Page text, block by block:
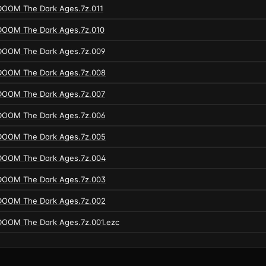
The Dark Ages.7z.011
The Dark Ages.7z.010
The Dark Ages.7z.009
The Dark Ages.7z.008
The Dark Ages.7z.007
The Dark Ages.7z.006
The Dark Ages.7z.005
The Dark Ages.7z.004
The Dark Ages.7z.003
The Dark Ages.7z.002
The Dark Ages.7z.001.ezc